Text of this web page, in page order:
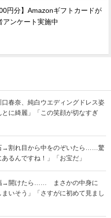
円分】Amazonギフトカードが
アンケート実施中
口春奈、純白ウエディングドレス姿
に綺麗」「この笑顔が切なすぎ
→割れ目から中をのぞいたら……驚
るんですね！」「お宝だ」
→開けたら…… まさかの中身に
まいそう」「さすがに初めて見まし